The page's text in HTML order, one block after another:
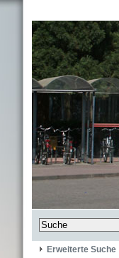
Erweiterte Suche